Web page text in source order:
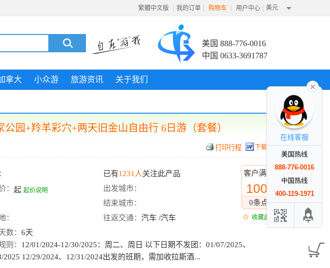
繁體中文版 | 我的订单 | 购物车 | 用户中心 | 美元
美国 888-776-0016
中国 0633-3691787
拿大 小众游 旅游资讯 关于我们
园+羚羊彩穴+两天旧金山自由行 6日游（套餐）
下载行程
客户满意度
100%
0条点评
收藏此线路
已有1231人关注此产品
： 起 起价说明
出发城市：
结束城市：
：
往返交通： 汽车 /汽车
数： 6天
则： 12/01/2024-12/30/2025：周二、周日 以下日期不发团：01/07/2025、
2025 12/29/2024、12/31/2024出发的班期，需加收拉斯酒...
在线客服
美国热线
888-776-0016
中国热线
400-119-1971